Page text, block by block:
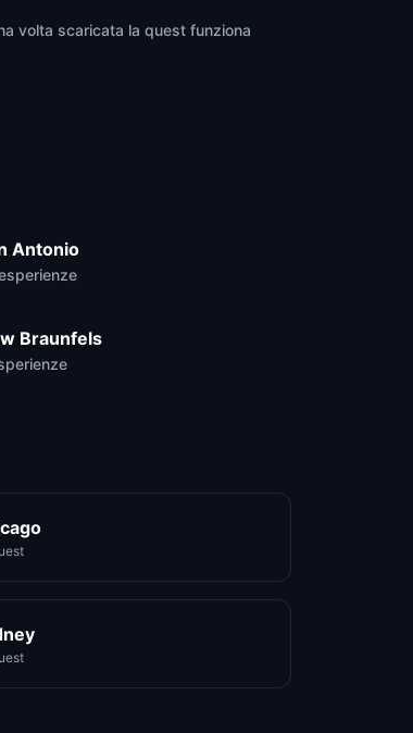
volta scaricata la quest funziona
Antonio
Braunfels